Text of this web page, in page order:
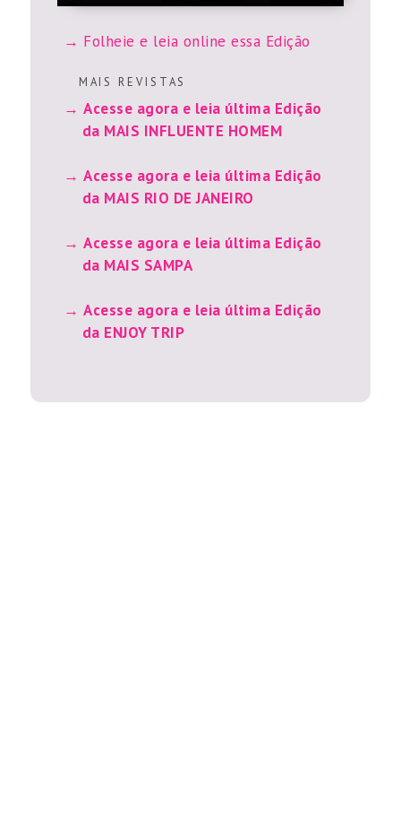
Folheie e leia online essa Edição
M A I S R E V I S T A S
Acesse agora e leia última Edição
da MAIS INFLUENTE HOMEM
Acesse agora e leia última Edição
da MAIS RIO DE JANEIRO
Acesse agora e leia última Edição
da MAIS SAMPA
Acesse agora e leia última Edição
da ENJOY TRIP